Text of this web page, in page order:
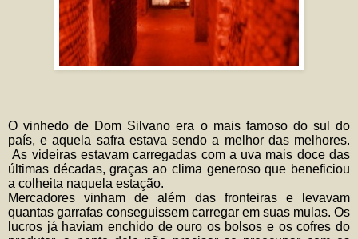
O vinhedo de Dom Silvano era o mais famoso do sul do
país, e aquela safra estava sendo a melhor das melhores.
As videiras estavam carregadas com a uva mais doce das
últimas décadas, graças ao clima generoso que beneficiou
a colheita naquela estação.
Mercadores vinham de além das fronteiras e levavam
quantas garrafas conseguissem carregar em suas mulas. Os
lucros já haviam enchido de ouro os bolsos e os cofres do